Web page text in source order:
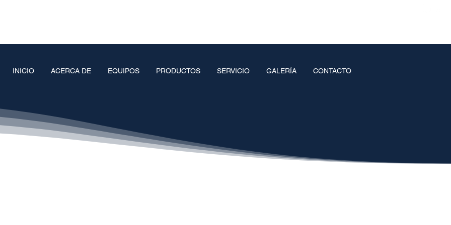
INICIO ACERCA DE EQUIPOS PRODUCTOS SERVICIO GALERÍA CONTACTO